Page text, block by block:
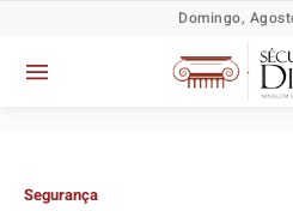
Domingo,
Segurança